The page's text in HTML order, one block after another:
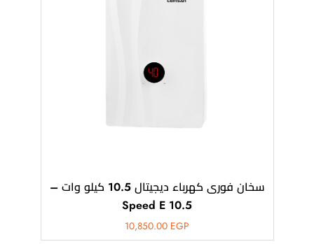
سخان فورى كهرباء ديجيتال 10.5 كيلو وات –
Speed E 10.5
10,850.00 EGP